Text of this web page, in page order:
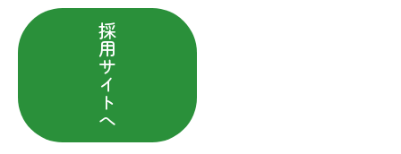
採
用
サ
イ
ト
へ